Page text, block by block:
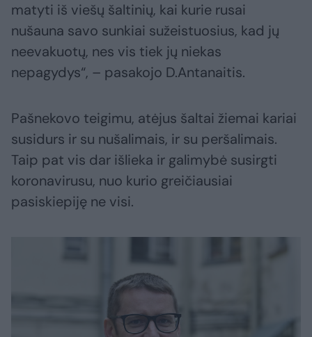
matyti iš viešų šaltinių, kai kurie rusai
nušauna savo sunkiai sužeistuosius, kad jų
neevakuotų, nes vis tiek jų niekas
nepagydys“, – pasakojo D.Antanaitis.
Pašnekovo teigimu, atėjus šaltai žiemai kariai
susidurs ir su nušalimais, ir su peršalimais.
Taip pat vis dar išlieka ir galimybė susirgti
koronavirusu, nuo kurio greičiausiai
pasiskiepiję ne visi.